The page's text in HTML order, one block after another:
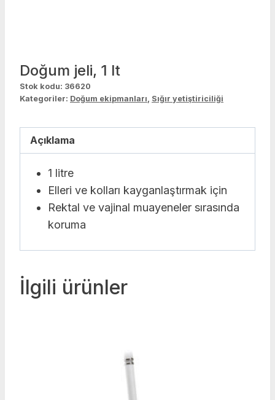
Doğum jeli, 1 lt
Stok kodu: 36620
Kategoriler: Doğum ekipmanları, Sığır yetiştiriciliği
Açıklama
1 litre
Elleri ve kolları kayganlaştırmak için
Rektal ve vajinal muayeneler sırasında
koruma
İlgili ürünler